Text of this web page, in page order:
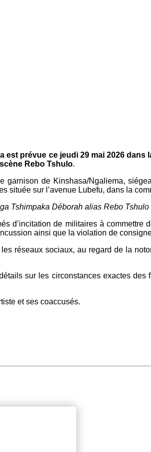
prévue ce jeudi 29 mai 2026 dans
Rebo Tshulo.
de Kinshasa/Ngaliema,
située sur l’avenue Lubefu, dans la
Tshimpaka Déborah alias Rebo
d’incitation de militaires à
ainsi que la violation de
réseaux sociaux, au regard de la
sur les circonstances exactes des
et ses coaccusés.